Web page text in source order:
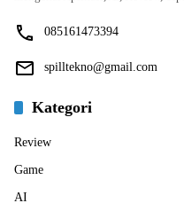
085161473394
spilltekno@gmail.com
Kategori
Review
Game
AI